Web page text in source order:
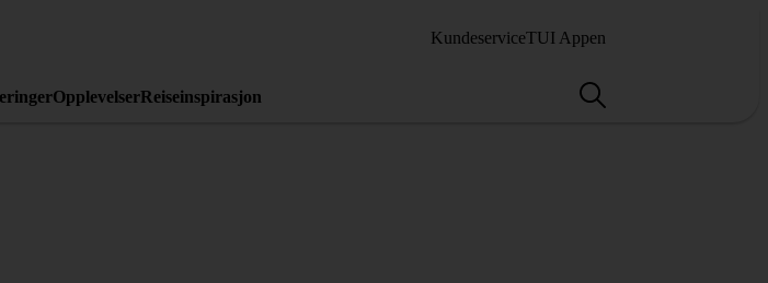
KundeserviceTUI Appen
OpplevelserReiseinspirasjon